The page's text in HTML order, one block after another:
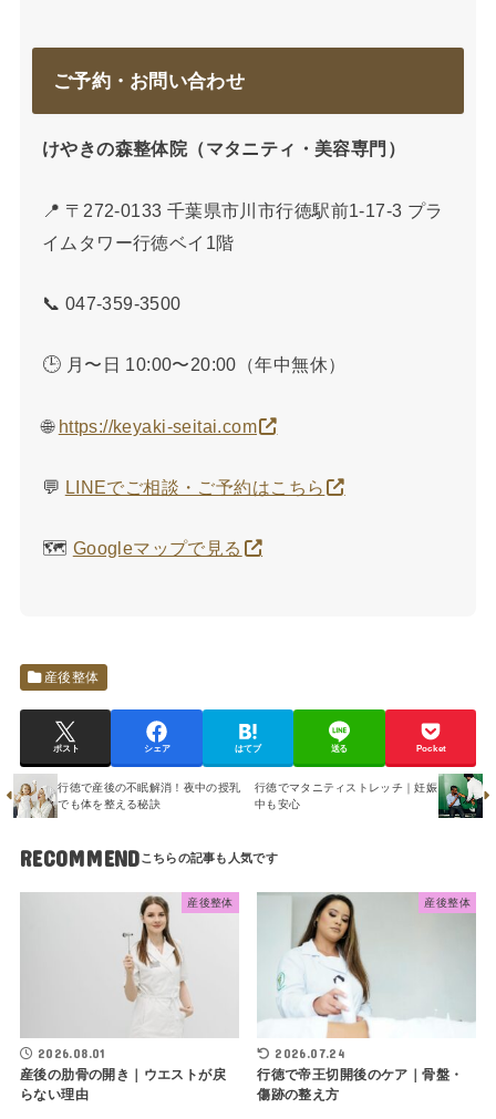
ご予約・お問い合わせ
けやきの森整体院（マタニティ・美容専門）
📍 〒272-0133 千葉県市川市行徳駅前1-17-3 プラ
イムタワー行徳ベイ1階
📞 047-359-3500
🕒 月〜日 10:00〜20:00（年中無休）
🌐 https://keyaki-seitai.com
💬 LINEでご相談・ご予約はこちら
🗺️ Googleマップで見る
産後整体
ポスト シェア はてブ 送る Pocket
行徳で産後の不眠解消！夜中の授乳
でも体を整える秘訣
行徳でマタニティストレッチ｜妊娠
中も安心
RECOMMEND
産後整体
2026.08.01
産後の肋骨の開き｜ウエストが戻
らない理由
産後整体
2026.07.24
行徳で帝王切開後のケア｜骨盤・
傷跡の整え方